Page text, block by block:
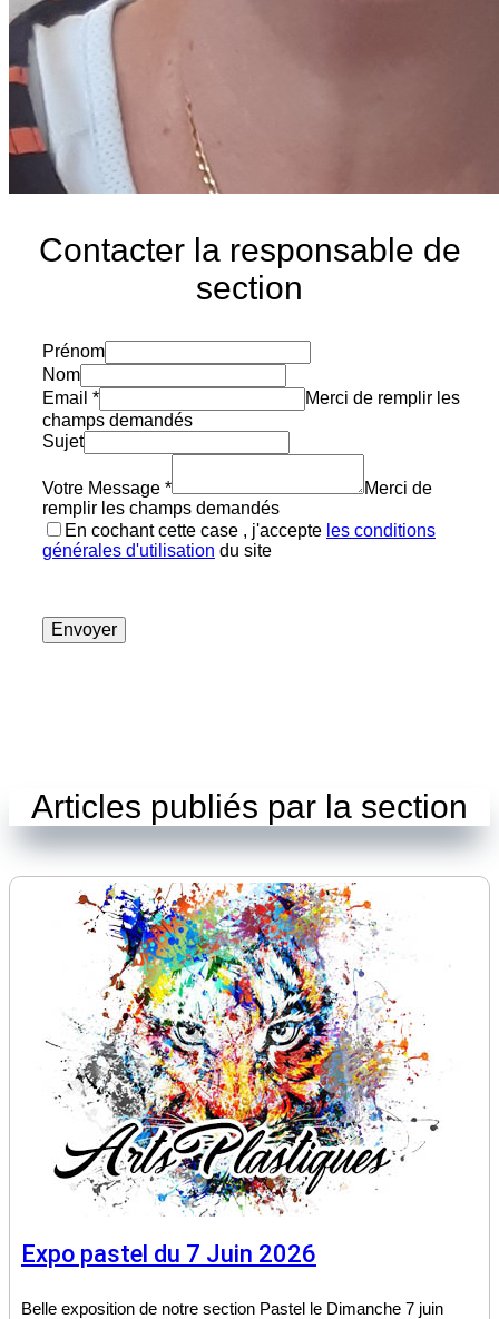
Contacter la responsable de
section
Prénom
Nom
Email *
Merci de remplir les
champs demandés
Sujet
Votre Message *
Merci de
remplir les champs demandés
En cochant cette case , j'accepte les conditions
générales d'utilisation du site
Envoyer
Articles publiés par la section
Expo pastel du 7 Juin 2026
Belle exposition de notre section Pastel le Dimanche 7 juin